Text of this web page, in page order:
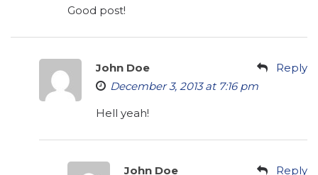
Good post!
John Doe
December 3, 2013 at 7:16 pm
Reply
Hell yeah!
John Doe
Reply